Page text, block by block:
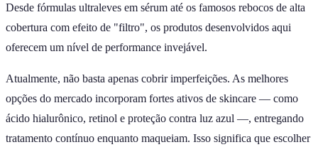
Desde fórmulas ultraleves em sérum até os famosos rebocos de alta
cobertura com efeito de "filtro", os produtos desenvolvidos aqui
oferecem um nível de performance invejável.
Atualmente, não basta apenas cobrir imperfeições. As melhores
opções do mercado incorporam fortes ativos de skincare — como
ácido hialurônico, retinol e proteção contra luz azul —, entregando
tratamento contínuo enquanto maqueiam. Isso significa que escolher